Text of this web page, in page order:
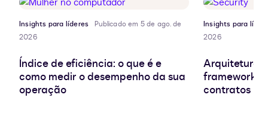
de
transferência
Insights para líderes
Publicado em 5 de ago. de
2026
Índice de eficiência: o que é e
como medir o desempenho da sua
operação
Insights para
2026
Arquitetura
frameworks
contratos